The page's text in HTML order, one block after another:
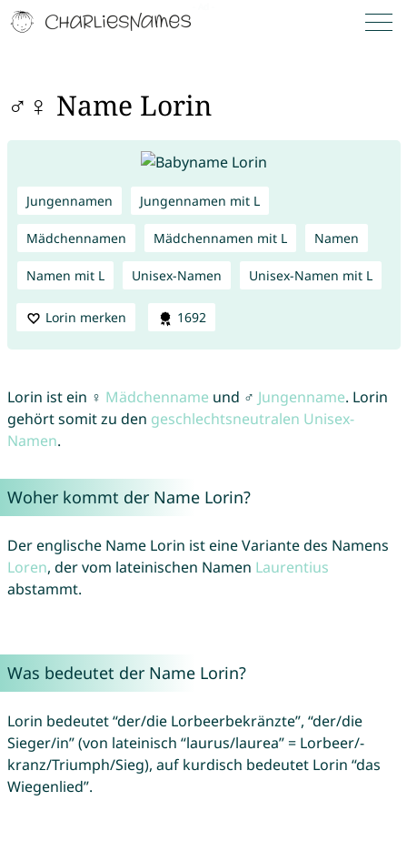
♂♀ Name Lorin
Jungennamen Jungennamen mit L
Mädchennamen Mädchennamen mit L Namen
Namen mit L Unisex-Namen Unisex-Namen mit L
Lorin merken 1692
Lorin ist ein ♀ Mädchenname und ♂ Jungenname. Lorin
gehört somit zu den geschlechtsneutralen Unisex-
Namen.
Woher kommt der Name Lorin?
Der englische Name Lorin ist eine Variante des Namens
Loren, der vom lateinischen Namen Laurentius
abstammt.
Was bedeutet der Name Lorin?
Lorin bedeutet “der/die Lorbeerbekränzte”, “der/die
Sieger/in” (von lateinisch “laurus/laurea” = Lorbeer/-
kranz/Triumph/Sieg), auf kurdisch bedeutet Lorin “das
Wiegenlied”.